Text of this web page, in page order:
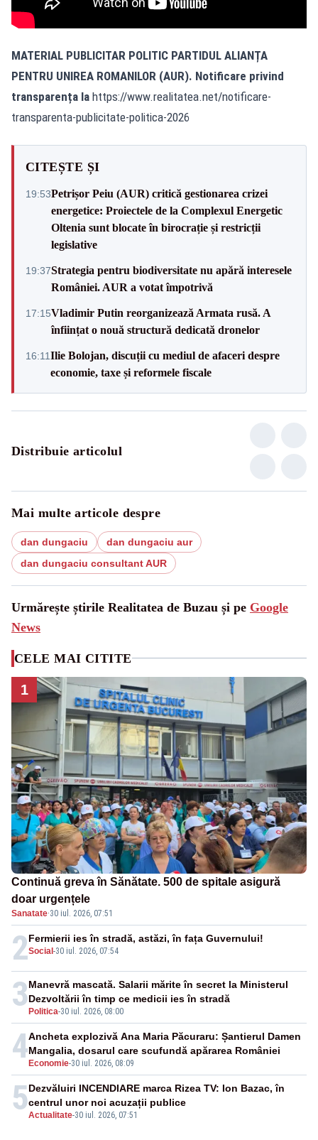
MATERIAL PUBLICITAR POLITIC PARTIDUL ALIANȚA
PENTRU UNIREA ROMANILOR (AUR). Notificare privind
transparența la https://www.realitatea.net/notificare-
transparenta-publicitate-politica-2026
CITEȘTE ȘI
19:53Petrișor Peiu (AUR) critică gestionarea crizei
energetice: Proiectele de la Complexul Energetic
Oltenia sunt blocate în birocrație și restricții
legislative
19:37Strategia pentru biodiversitate nu apără interesele
României. AUR a votat împotrivă
17:15Vladimir Putin reorganizează Armata rusă. A
înființat o nouă structură dedicată dronelor
16:11Ilie Bolojan, discuții cu mediul de afaceri despre
economie, taxe și reformele fiscale
Distribuie articolul
Mai multe articole despre
dan dungaciu
dan dungaciu aur
dan dungaciu consultant AUR
Urmărește știrile Realitatea de Buzau și pe Google
News
CELE MAI CITITE
1
Continuă greva în Sănătate. 500 de spitale asigură
doar urgențele
Sanatate·30 iul. 2026, 07:51
2Social -30 iul. 2026, 07:54
Fermierii ies în stradă, astăzi, în fața Guvernului!
3 Politica-30 iul. 2026, 08:00
Manevră mascată. Salarii mărite în secret la Ministerul
Dezvoltării în timp ce medicii ies în stradă
4 Economie-30 iul. 2026, 08:09
Ancheta explozivă Ana Maria Păcuraru: Șantierul Damen
Mangalia, dosarul care scufundă apărarea României
5Actualitate-30 iul. 2026, 07:51
Dezvăluiri INCENDIARE marca Rizea TV: Ion Bazac, în
centrul unor noi acuzații publice